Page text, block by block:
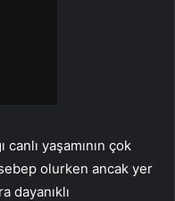
canlı yaşamının çok
olurken ancak yer
dayanıklı